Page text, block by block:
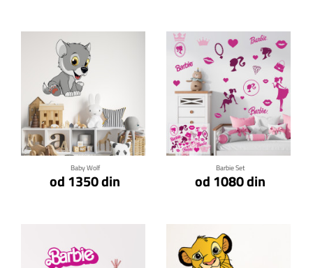
Baby Wolf
od 1350 din
Klikni za detalje
Barbie Set
od 1080 din
Klikni za detalje